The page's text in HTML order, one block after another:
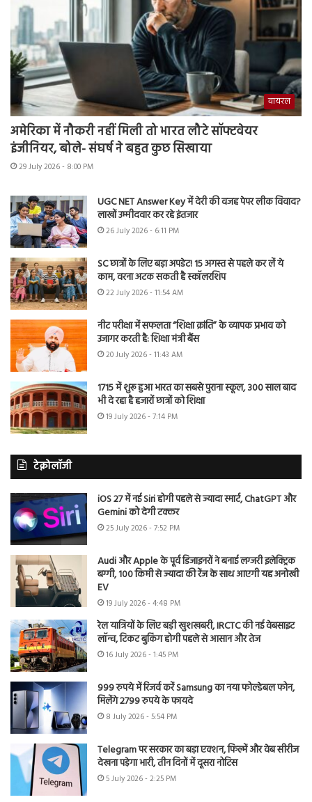
वायरल
अमेरिका में नौकरी नहीं मिली तो भारत लौटे सॉफ्टवेयर
इंजीनियर, बोले- संघर्ष ने बहुत कुछ सिखाया
29 July 2026 - 8:00 PM
UGC NET Answer Key में देरी की वजह पेपर लीक विवाद?
लाखों उम्मीदवार कर रहे इंतजार
26 July 2026 - 6:11 PM
SC छात्रों के लिए बड़ा अपडेट! 15 अगस्त से पहले कर लें ये
काम, वरना अटक सकती है स्कॉलरशिप
22 July 2026 - 11:54 AM
नीट परीक्षा में सफलता “शिक्षा क्रांति” के व्यापक प्रभाव को
उजागर करती है: शिक्षा मंत्री बैंस
20 July 2026 - 11:43 AM
1715 में शुरू हुआ भारत का सबसे पुराना स्कूल, 300 साल बाद
भी दे रहा है हजारों छात्रों को शिक्षा
19 July 2026 - 7:14 PM
टेक्नोलॉजी
iOS 27 में नई Siri होगी पहले से ज्यादा स्मार्ट, ChatGPT और
Gemini को देगी टक्कर
25 July 2026 - 7:52 PM
Audi और Apple के पूर्व डिजाइनरों ने बनाई लग्जरी इलेक्ट्रिक
बग्गी, 100 किमी से ज्यादा की रेंज के साथ आएगी यह अनोखी
EV
19 July 2026 - 4:48 PM
रेल यात्रियों के लिए बड़ी खुशखबरी, IRCTC की नई वेबसाइट
लॉन्च, टिकट बुकिंग होगी पहले से आसान और तेज
16 July 2026 - 1:45 PM
999 रुपये में रिजर्व करें Samsung का नया फोल्डेबल फोन,
मिलेंगे 2799 रुपये के फायदे
8 July 2026 - 5:54 PM
Telegram पर सरकार का बड़ा एक्शन, फिल्में और वेब सीरीज
देखना पड़ेगा भारी, तीन दिनों में दूसरा नोटिस
5 July 2026 - 2:25 PM